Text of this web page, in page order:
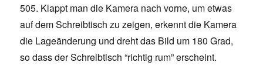
505. Klappt man die Kamera nach vorne, um etwas
auf dem Schreibtisch zu zeigen, erkennt die Kamera
die Lageänderung und dreht das Bild um 180 Grad,
so dass der Schreibtisch “richtig rum” erscheint.